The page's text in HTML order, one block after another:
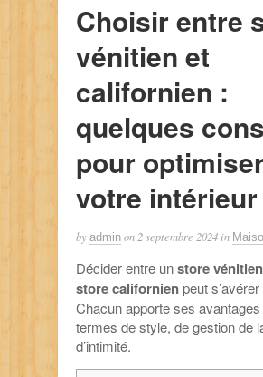
Choisir entre
vénitien et
californien :
quelques
pour optimiser
votre intérieur
by admin on2 septembre 2024in
Décider entre unstore vénitien
store californienpeut
Chacun apporte ses
termes de style, de gestion de
d’intimité.